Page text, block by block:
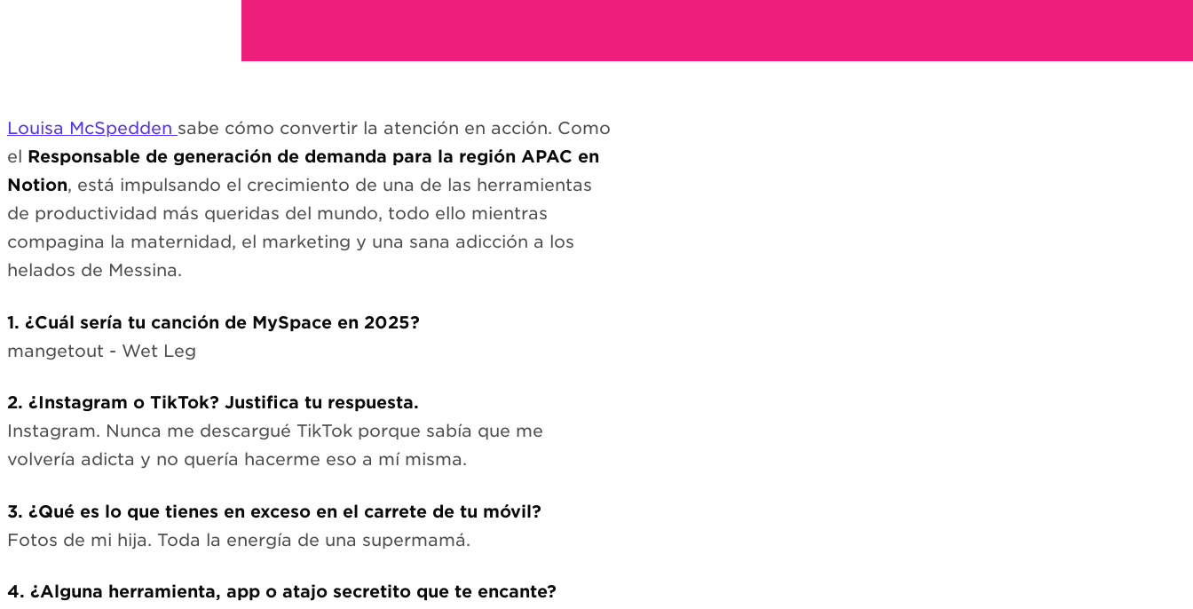
Louisa McSpedden sabe cómo convertir la atención en acción. Como
el Responsable de generación de demanda para la región APAC en
Notion, está impulsando el crecimiento de una de las herramientas
de productividad más queridas del mundo, todo ello mientras
compagina la maternidad, el marketing y una sana adicción a los
helados de Messina.
1. ¿Cuál sería tu canción de MySpace en 2025?
mangetout - Wet Leg
2. ¿Instagram o TikTok? Justifica tu respuesta.
Instagram. Nunca me descargué TikTok porque sabía que me
volvería adicta y no quería hacerme eso a mí misma.
3. ¿Qué es lo que tienes en exceso en el carrete de tu móvil?
Fotos de mi hija. Toda la energía de una supermamá.
4. ¿Alguna herramienta, app o atajo secretito que te encante?